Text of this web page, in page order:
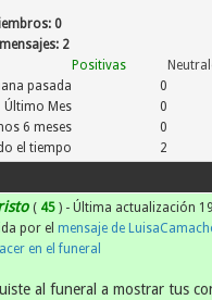
0
2
Positivas
pasada
0
Último Mes
0
6 meses
0
el tiempo
2
( 45 ) - Última actualización
por elmensaje de
en el funeral
al funeral a mostrar tus